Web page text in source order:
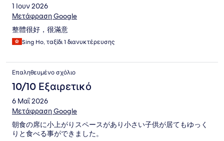
1 Ιουν 2026
Μετάφραση Google
整體很好，很滿意
Sing Ho, ταξίδι 1 διανυκτέρευσης
Επαληθευμένο σχόλιο
10/10 Εξαιρετικό
6 Μαΐ 2026
Μετάφραση Google
朝食の席に小上がりスペースがあり小さい子供が居てもゆっく
りと食べる事ができました。